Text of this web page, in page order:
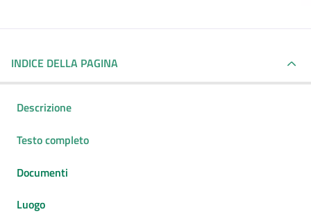
INDICE DELLA PAGINA
Descrizione
Testo completo
Documenti
Luogo